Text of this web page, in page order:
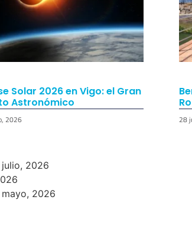
Solar 2026 en Vigo: el Gran
Astronómico
2026 28
julio, 2026
mayo, 2026